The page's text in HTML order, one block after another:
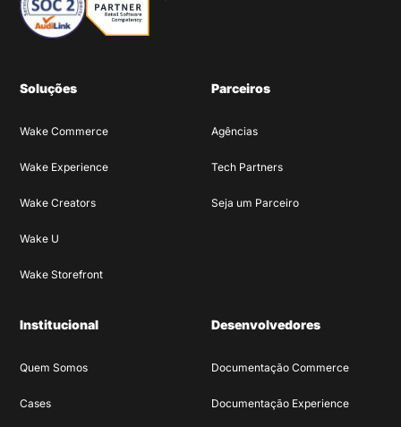
Soluções
Wake Commerce
Wake Experience
Wake Creators
Wake U
Wake Storefront
Parceiros
Agências
Tech Partners
Seja um Parceiro
Institucional
Quem Somos
Cases
Desenvolvedores
Documentação Commerce
Documentação Experience